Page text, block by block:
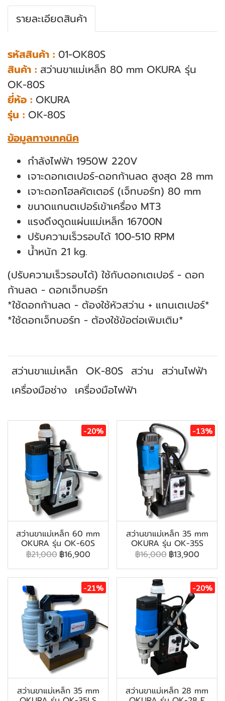
รายละเอียดสินค้า
รหัสสินค้า : 01-OK80S
สินค้า : สว่านขาแม่เหล็ก 80 mm OKURA รุ่น
OK-80S
ยี่ห้อ : OKURA
รุ่น : OK-80S
ข้อมูลทางเทคนิค
กําลังไฟฟ้า 1950W 220V
เจาะดอกเตเปอร์-ดอกก้านลด สูงสุด 28 mm
เจาะดอกโฮลคัตเตอร์ (เจ็ทบอร์ท) 80 mm
ขนาดแกนตเปอร์เข้าเครื่อง MT3
แรงดึงดูดแผ่นแม่เหล็ก 16700N
ปรับความเร็วรอบได้ 100-510 RPM
น้ำหนัก 21 kg.
(ปรับความเร็วรอบได้) ใช้กับดอกเตเปอร์ - ดอก
ก้านลด - ดอกเจ็ทบอร์ท
*ใช้ดอกก้านลด - ต้องใช้หัวสว่าน + แกนเตเปอร์*
*ใช้ดอกเจ็ทบอร์ท - ต้องใช้ข้อต่อเพิมเติม*
สว่านขาแม่เหล็ก OK-80S สว่าน สว่านไฟฟ้า
เครื่องมือช่าง เครื่องมือไฟฟ้า
-20%
สว่านขาแม่เหล็ก 60 mm
OKURA รุ่น OK-60S
฿21,000 ฿16,900
-13%
สว่านขาแม่เหล็ก 35 mm
OKURA รุ่น OK-35S
฿16,000 ฿13,900
-21%
สว่านขาแม่เหล็ก 35 mm
-20%
สว่านขาแม่เหล็ก 28 mm